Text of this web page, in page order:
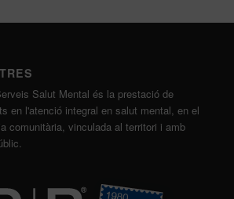
Salut Mental és la prestació de
en l'atenció integral en salut mental, en el
comunitària, vinculada al territori i amb